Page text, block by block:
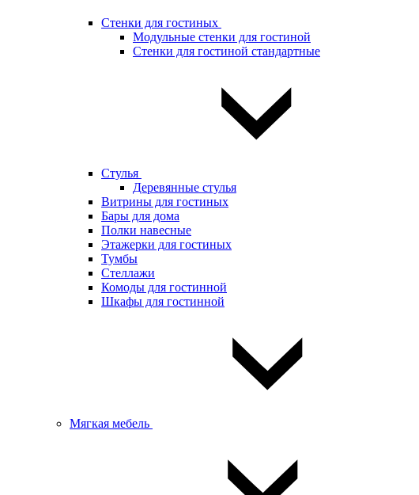
Стенки для гостиных
Модульные стенки для гостиной
Стенки для гостиной стандартные
Стулья
Деревянные стулья
Витрины для гостиных
Бары для дома
Полки навесные
Этажерки для гостиных
Тумбы
Стеллажи
Комоды для гостинной
Шкафы для гостинной
Мягкая мебель